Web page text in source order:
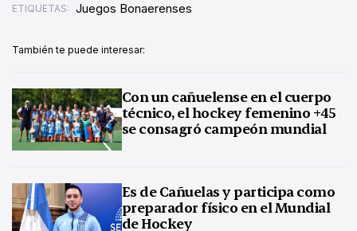
ETIQUETAS: Juegos Bonaerenses
También te puede interesar:
Con un cañuelense en el cuerpo
técnico, el hockey femenino +45
se consagró campeón mundial
Es de Cañuelas y participa como
preparador físico en el Mundial
de Hockey